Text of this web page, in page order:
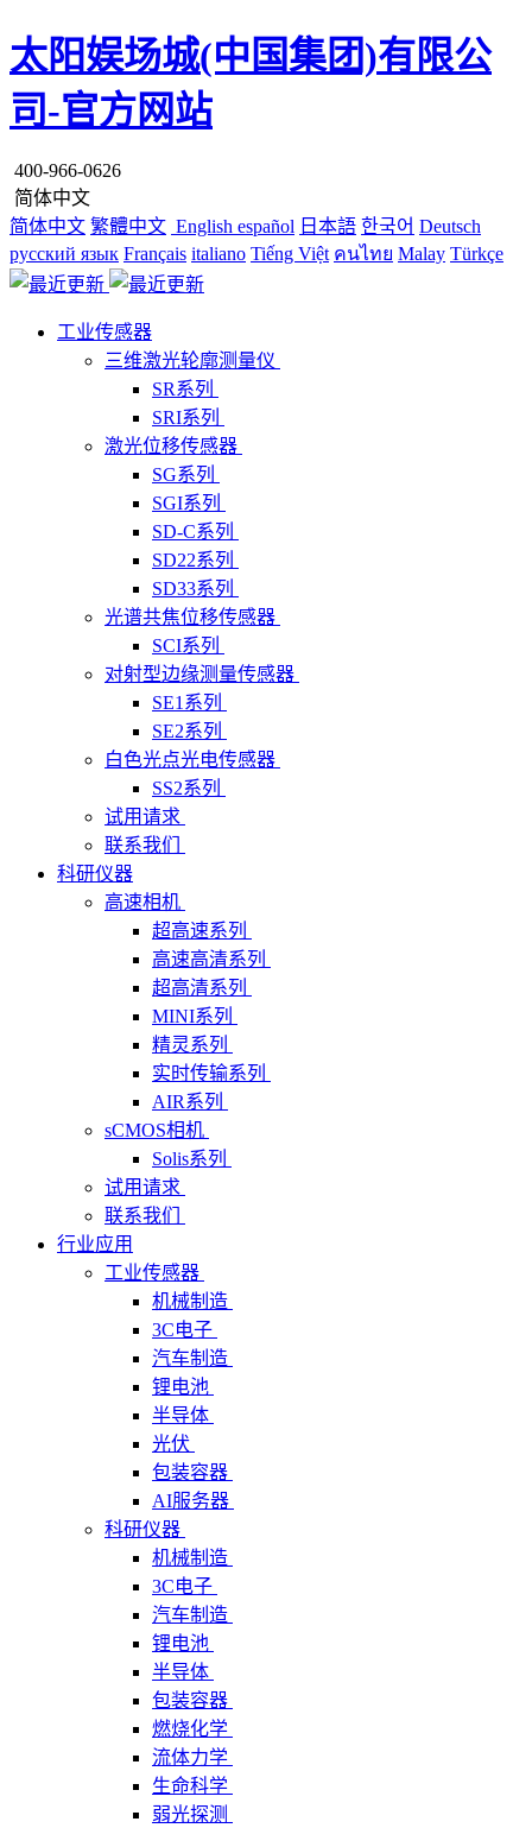
太阳娱场城(中国集团)有限公
司-官方网站
400-966-0626
简体中文
简体中文 繁體中文 English español 日本語 한국어 Deutsch
русский язык Français italiano Tiếng Việt คนไทย Malay Türkçe
工业传感器
三维激光轮廓测量仪
SR系列
SRI系列
激光位移传感器
SG系列
SGI系列
SD-C系列
SD22系列
SD33系列
光谱共焦位移传感器
SCI系列
对射型边缘测量传感器
SE1系列
SE2系列
白色光点光电传感器
SS2系列
试用请求
联系我们
科研仪器
高速相机
超高速系列
高速高清系列
超高清系列
MINI系列
精灵系列
实时传输系列
AIR系列
sCMOS相机
Solis系列
试用请求
联系我们
行业应用
工业传感器
机械制造
3C电子
汽车制造
锂电池
半导体
光伏
包装容器
AI服务器
科研仪器
机械制造
3C电子
汽车制造
锂电池
半导体
包装容器
燃烧化学
流体力学
生命科学
弱光探测